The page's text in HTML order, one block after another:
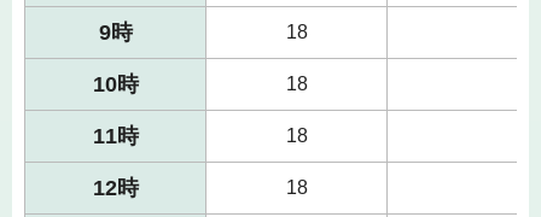
9時 18
10時 18
11時 18
12時 18